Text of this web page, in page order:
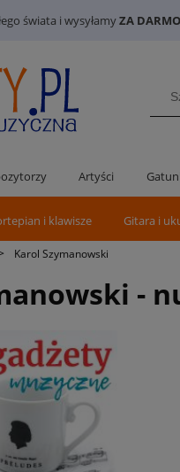
świata i wysyłamyZA
Artyści
i klawisze Gitara i
Karol Szymanowski
-